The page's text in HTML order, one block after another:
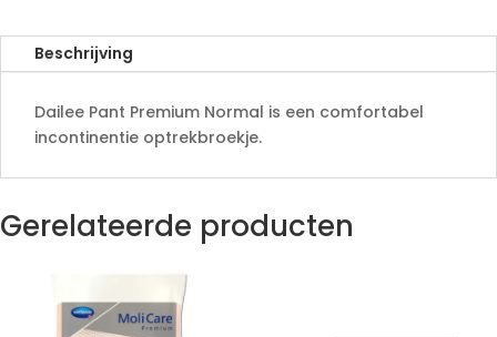
e
Beschrijving
Dailee Pant Premium Normal is een comfortabel
incontinentie optrekbroekje.
Gerelateerde producten